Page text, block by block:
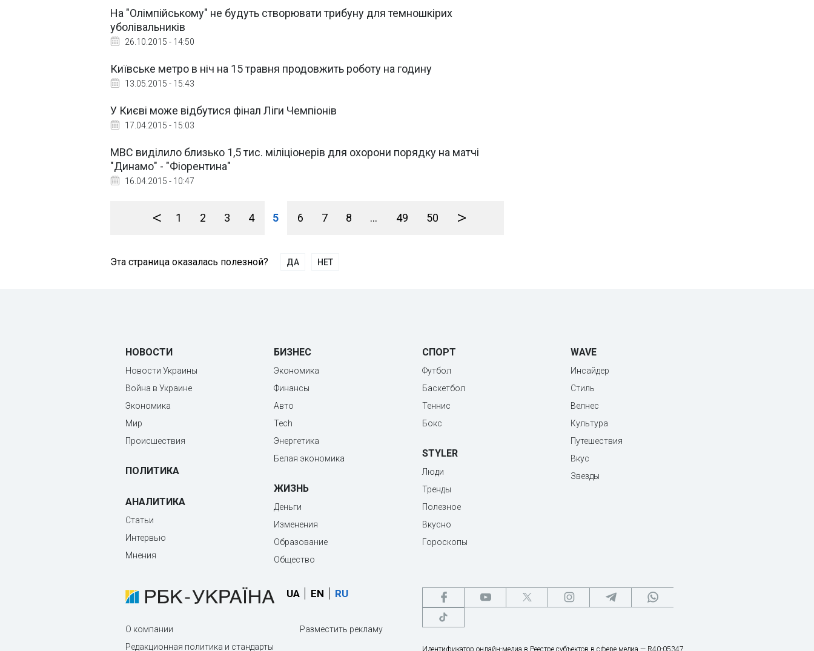
На "Олімпійському" не будуть створювати трибуну для темношкірих
уболівальників
26.10.2015 - 14:50
Київське метро в ніч на 15 травня продовжить роботу на годину
13.05.2015 - 15:43
У Києві може відбутися фінал Ліги Чемпіонів
17.04.2015 - 15:03
МВС виділило близько 1,5 тис. міліціонерів для охорони порядку на матчі
"Динамо" - "Фіорентина"
16.04.2015 - 10:47
< 1 2 3 4 5 6 7 8 ... 49 50 >
Эта страница оказалась полезной? ДА НЕТ
НОВОСТИ
Новости Украины
Война в Украине
Экономика
Мир
Происшествия
ПОЛИТИКА
АНАЛИТИКА
Статьи
Интервью
Мнения
БИЗНЕС
Экономика
Финансы
Авто
Tech
Энергетика
Белая экономика
ЖИЗНЬ
Деньги
Изменения
Образование
Общество
СПОРТ
Футбол
Баскетбол
Теннис
Бокс
STYLER
Люди
Тренды
Полезное
Вкусно
Гороскопы
WAVE
Инсайдер
Стиль
Велнес
Культура
Путешествия
Вкус
Звезды
UA EN RU
О компании
Редакционная политика и стандарты
Разместить рекламу
Идентификатор онлайн-медиа в Реестре субъектов в сфере медиа — R40-05347